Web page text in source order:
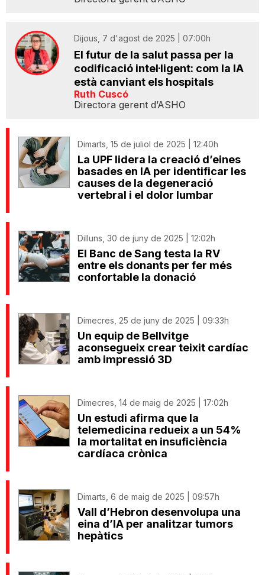
Dijous, 7 d'agost de 2025 | 07:00h
El futur de la salut passa per la
codificació intel·ligent: com la IA
està canviant els hospitals
Ruth Cuscó
Directora gerent d’ASHO
Dimarts, 15 de juliol de 2025 | 12:40h
La UPF lidera la creació d’eines
basades en IA per identificar les
causes de la degeneració
vertebral i el dolor lumbar
Dilluns, 30 de juny de 2025 | 12:02h
El Banc de Sang testa la RV
entre els donants per fer més
confortable la donació
Dimecres, 25 de juny de 2025 | 09:33h
Un equip de Bellvitge
aconsegueix crear teixit cardíac
amb impressió 3D
Dimecres, 14 de maig de 2025 | 17:02h
Un estudi afirma que la
telemedicina redueix a un 54%
la mortalitat en insuficiència
cardíaca crònica
Dimarts, 6 de maig de 2025 | 09:57h
Vall d’Hebron desenvolupa una
eina d’IA per analitzar tumors
hepàtics